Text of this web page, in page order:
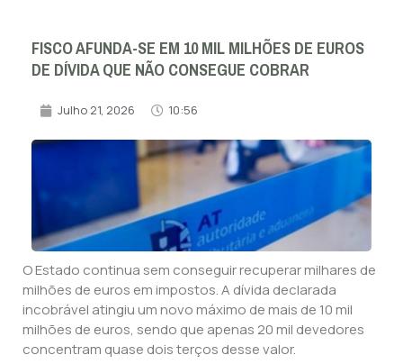
FISCO AFUNDA-SE EM 10 MIL MILHÕES DE EUROS
DE DÍVIDA QUE NÃO CONSEGUE COBRAR
Julho 21, 2026 10:56
O Estado continua sem conseguir recuperar milhares de
milhões de euros em impostos. A dívida declarada
incobrável atingiu um novo máximo de mais de 10 mil
milhões de euros, sendo que apenas 20 mil devedores
concentram quase dois terços desse valor.